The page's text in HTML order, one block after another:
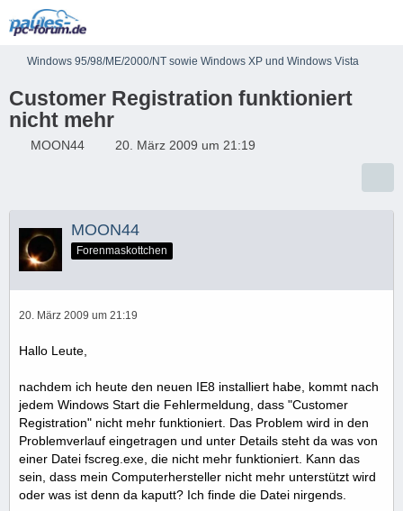
Windows 95/98/ME/2000/NT sowie Windows XP und Windows Vista
Customer Registration funktioniert
nicht mehr
MOON44 20. März 2009 um 21:19
MOON44
Forenmaskottchen
20. März 2009 um 21:19
Hallo Leute,
nachdem ich heute den neuen IE8 installiert habe, kommt nach
jedem Windows Start die Fehlermeldung, dass "Customer
Registration" nicht mehr funktioniert. Das Problem wird in den
Problemverlauf eingetragen und unter Details steht da was von
einer Datei fscreg.exe, die nicht mehr funktioniert. Kann das
sein, dass mein Computerhersteller nicht mehr unterstützt wird
oder was ist denn da kaputt? Ich finde die Datei nirgends.